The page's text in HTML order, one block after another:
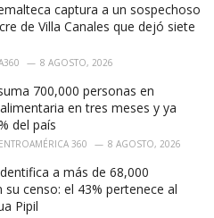
captura a un sospechoso
de Villa Canales que dejó siete
8 AGOSTO, 2026
700,000 personas en
en tres meses y ya
del país
360 8 AGOSTO, 2026
a más de 68,000
su censo: el 43% pertenece al
Pipil